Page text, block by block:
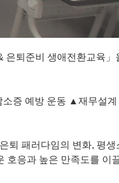
퇴준비 생애전환교육」
소증 예방 운동 ▲재무설
퇴 패러다임의 변화, 평
호응과 높은 만족도를 이